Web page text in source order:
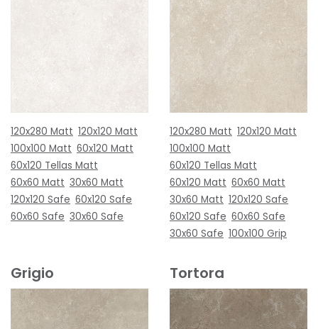
120x280 Matt 120x120 Matt
100x100 Matt 60x120 Matt
60x120 Tellas Matt
60x60 Matt 30x60 Matt
120x120 Safe 60x120 Safe
60x60 Safe 30x60 Safe
120x280 Matt 120x120 Matt
100x100 Matt
60x120 Tellas Matt
60x120 Matt 60x60 Matt
30x60 Matt 120x120 Safe
60x120 Safe 60x60 Safe
30x60 Safe 100x100 Grip
Grigio Tortora